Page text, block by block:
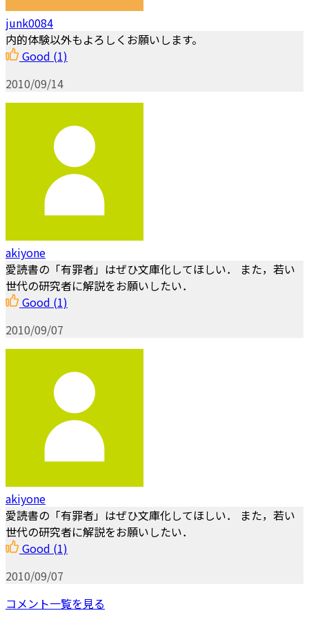
junk0084
内的体験以外もよろしくお願いします。
Good (1)
2010/09/14
akiyone
愛読書の「有罪者」はぜひ文庫化してほしい． また，若い
世代の研究者に解説をお願いしたい．
Good (1)
2010/09/07
akiyone
愛読書の「有罪者」はぜひ文庫化してほしい． また，若い
世代の研究者に解説をお願いしたい．
Good (1)
2010/09/07
コメント一覧を見る